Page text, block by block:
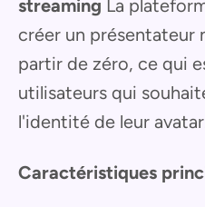
streaming La
créer un présentateur
partir de zéro, ce qui
utilisateurs qui
l'identité de leur
Caractéristiques